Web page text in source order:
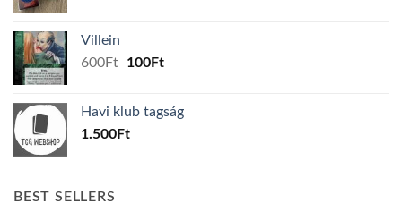
Villein
600Ft
Original
600Ft.
100FtCurrent
100Ft.
Havi klub tagság
1.500Ft
BEST SELLERS